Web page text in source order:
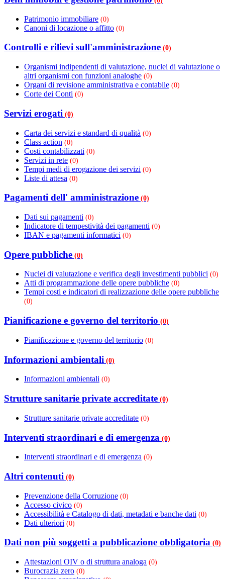
Patrimonio immobiliare (0)
Canoni di locazione o affitto (0)
Controlli e rilievi sull'amministrazione (0)
Organismi indipendenti di valutazione, nuclei di valutazione o
altri organismi con funzioni analoghe (0)
Organi di revisione amministrativa e contabile (0)
Corte dei Conti (0)
Servizi erogati (0)
Carta dei servizi e standard di qualità (0)
Class action (0)
Costi contabilizzati (0)
Servizi in rete (0)
Tempi medi di erogazione dei servizi (0)
Liste di attesa (0)
Pagamenti dell' amministrazione (0)
Dati sui pagamenti (0)
Indicatore di tempestività dei pagamenti (0)
IBAN e pagamenti informatici (0)
Opere pubbliche (0)
Nuclei di valutazione e verifica degli investimenti pubblici (0)
Atti di programmazione delle opere pubbliche (0)
Tempi costi e indicatori di realizzazione delle opere pubbliche
(0)
Pianificazione e governo del territorio (0)
Pianificazione e governo del territorio (0)
Informazioni ambientali (0)
Informazioni ambientali (0)
Strutture sanitarie private accreditate (0)
Strutture sanitarie private accreditate (0)
Interventi straordinari e di emergenza (0)
Interventi straordinari e di emergenza (0)
Altri contenuti (0)
Prevenzione della Corruzione (0)
Accesso civico (0)
Accessibilità e Catalogo di dati, metadati e banche dati (0)
Dati ulteriori (0)
Dati non più soggetti a pubblicazione obbligatoria (0)
Attestazioni OIV o di struttura analoga (0)
Burocrazia zero (0)